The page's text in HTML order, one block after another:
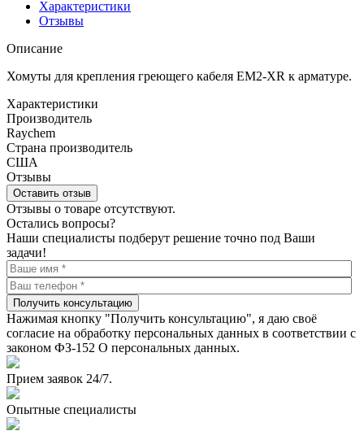
Характеристики
Отзывы
Описание
Хомуты для крепления греющего кабеля EM2-XR к арматуре.
Характеристики
Производитель
Raychem
Страна производитель
США
Отзывы
Оставить отзыв
Отзывы о товаре отсутствуют.
Остались вопросы?
Наши специалисты подберут решение точно под Ваши
задачи!
Получить консультацию
Нажимая кнопку "Получить консультацию", я даю своё
согласие на обработку персональных данных в соответствии с
законом ФЗ-152 О персональных данных.
Прием заявок 24/7.
Опытные специалисты